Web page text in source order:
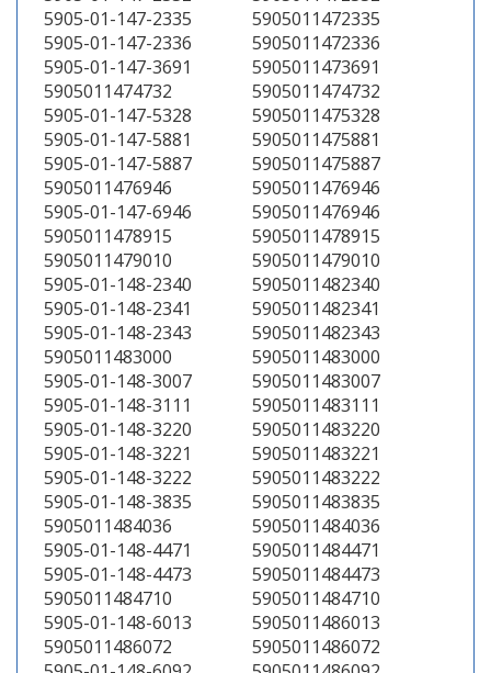
5905-01-147-2335
5905011472335
5905-01-147-2336
5905011472336
5905-01-147-3691
5905011473691
5905011474732
5905011474732
5905-01-147-5328
5905011475328
5905-01-147-5881
5905011475881
5905-01-147-5887
5905011475887
5905011476946
5905011476946
5905-01-147-6946
5905011476946
5905011478915
5905011478915
5905011479010
5905011479010
5905-01-148-2340
5905011482340
5905-01-148-2341
5905011482341
5905-01-148-2343
5905011482343
5905011483000
5905011483000
5905-01-148-3007
5905011483007
5905-01-148-3111
5905011483111
5905-01-148-3220
5905011483220
5905-01-148-3221
5905011483221
5905-01-148-3222
5905011483222
5905-01-148-3835
5905011483835
5905011484036
5905011484036
5905-01-148-4471
5905011484471
5905-01-148-4473
5905011484473
5905011484710
5905011484710
5905-01-148-6013
5905011486013
5905011486072
5905011486072